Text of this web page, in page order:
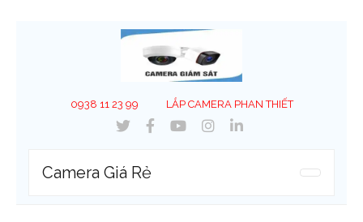
0938 11 23 99 LẮP CAMERA PHAN THIẾT
Camera Giá Rẻ